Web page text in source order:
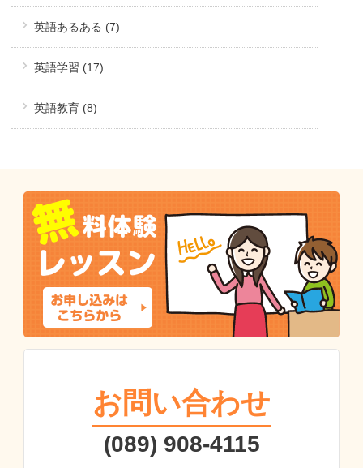
英語あるある (7)
英語学習 (17)
英語教育 (8)
お問い合わせ
(089) 908-4115